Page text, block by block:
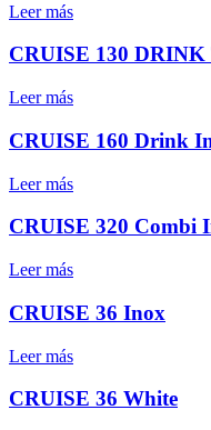
Leer más
CRUISE 130
Leer más
CRUISE 160 Drink
Leer más
CRUISE 320 Combi
Leer más
CRUISE 36 Inox
Leer más
CRUISE 36 White